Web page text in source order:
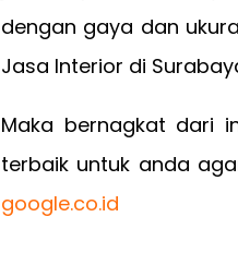
dengan gaya dan
Jasa Interior di
Maka bernagkat dari
terbaik untuk anda
google.co.id